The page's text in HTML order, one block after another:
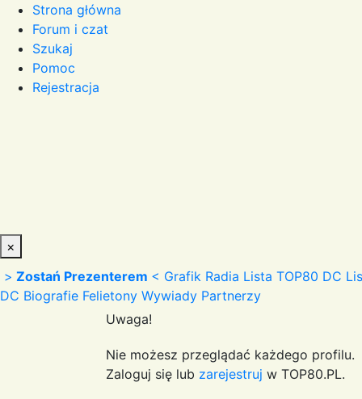
Strona główna
Forum i czat
Szukaj
Pomoc
Rejestracja
×
> Zostań Prezenterem < Grafik Radia Lista TOP80 DC
DC Biografie Felietony Wywiady Partnerzy
Uwaga!
Nie możesz przeglądać każdego profilu.
Zaloguj się lub zarejestruj w TOP80.PL.